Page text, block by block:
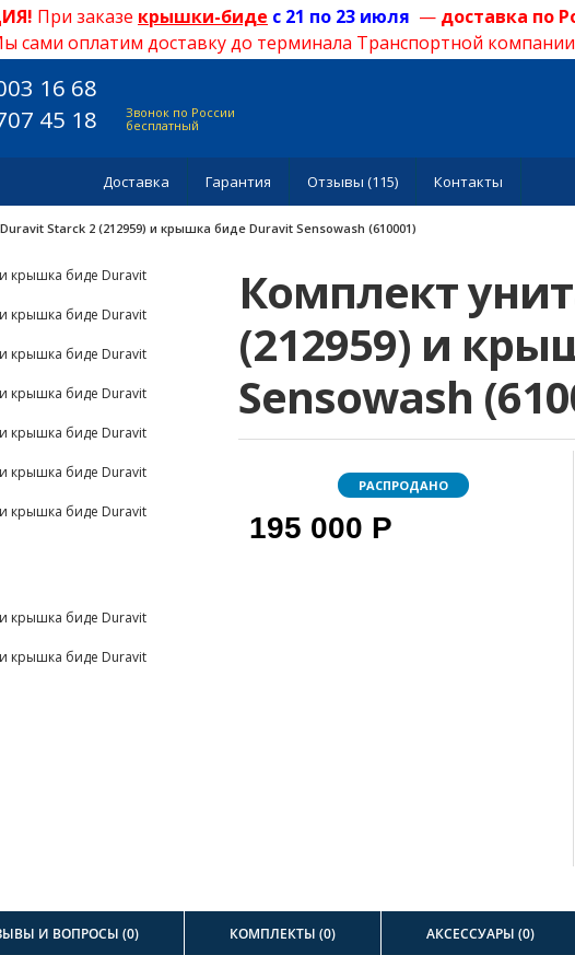
При заказе крышки-биде с 21 по 23 июля — доставка по
сами оплатим доставку до терминала Транспортной
16 68
45 18
Звонок по России
бесплатный
Доставка Гарантия Отзывы (115) Контакты
Starck 2 (212959) и крышка биде Duravit Sensowash (610001)
Комплект
(212959) и
Sensowash
РАСПРОДАНО
195 000 Р
И ВОПРОСЫ (0) КОМПЛЕКТЫ (0) АКСЕССУАРЫ (0)